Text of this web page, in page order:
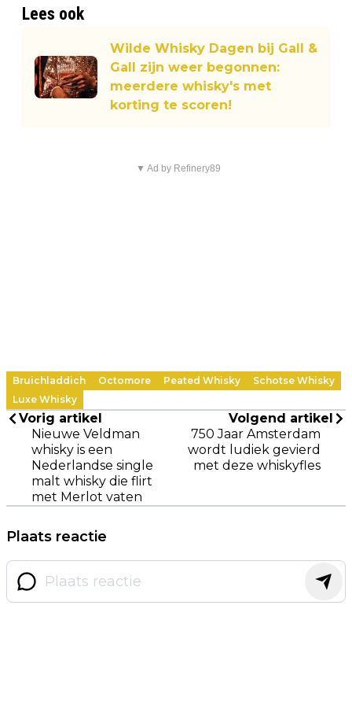
Lees ook
Wilde Whisky Dagen bij Gall &
Gall zijn weer begonnen:
meerdere whisky's met
korting te scoren!
▼ Ad by Refinery89
Bruichladdich Octomore Peated Whisky
Schotse Whisky
Luxe Whisky
Vorig artikel
Nieuwe Veldman
whisky is een
Nederlandse single
malt whisky die flirt
met Merlot vaten
Volgend artikel
750 Jaar Amsterdam
wordt ludiek gevierd
met deze whiskyfles
Plaats reactie